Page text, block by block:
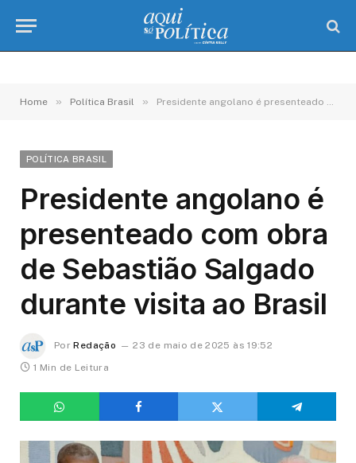
Home » Política Brasil » Presidente angolano é presenteado com obra de Sebastião Salgado durante visita ao Brasil
POLÍTICA BRASIL
Presidente angolano é
presenteado com obra
de Sebastião Salgado
durante visita ao Brasil
Por Redação
23 de maio de 2025 às 19:52
1 Min de Leitura